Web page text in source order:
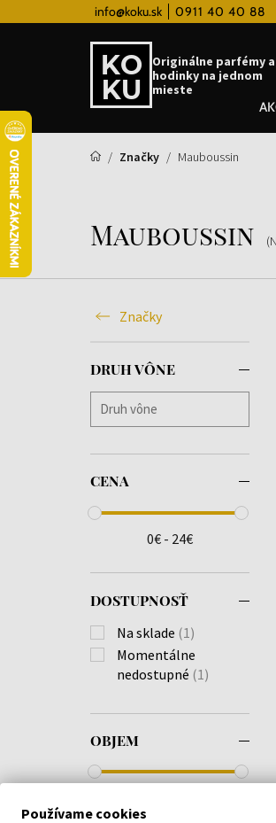
info@koku.sk 0911 40 40 88
Originálne parfémy a
hodinky na jednom
mieste
Značky Mauboussin
Mauboussin
Značky
DRUH VÔNE
CENA
0€ - 24€
DOSTUPNOSŤ
Na sklade (1)
Momentálne
nedostupné (1)
OBJEM
Používame cookies